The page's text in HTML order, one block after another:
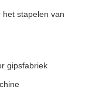
stapelen van
gipsfabriek